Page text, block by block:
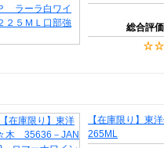
総合評価
【在庫限り】
265ML